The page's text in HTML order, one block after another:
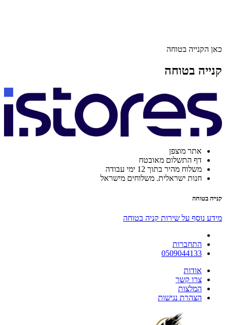
כאן הקנייה בטוחה
קנייה בטוחה
אתר מוצפן
דף התשלום מאובטח
משלוח מהיר בתוך 12 ימי עבודה
חנות ישראלית. משלוחים מישראל
קנייה בטוחה
מידע נוסף על שירות קניה בטוחה
התחברות
0509044133
אודות
צרו קשר
המלצות
הצהרת נגישות